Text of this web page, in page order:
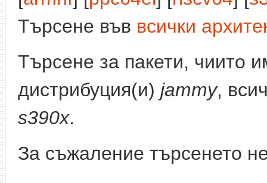
Търсене във всички
Търсене за пакети, чиито
дистрибуция(и) jammy,
s390x.
За съжаление търсенето